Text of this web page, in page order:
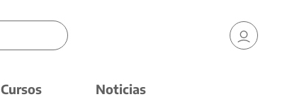
Cursos Noticias